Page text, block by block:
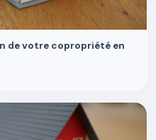
de votre copropriété en